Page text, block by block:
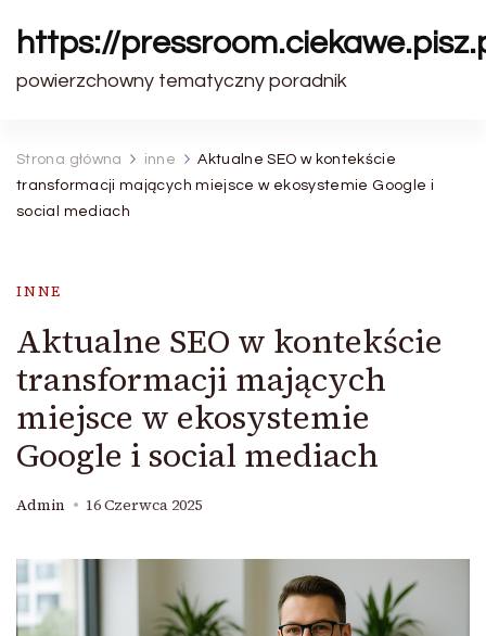
https://
powierzchowny tematyczny poradnik
Strona główna inne
Aktualne SEO w kontekście
transformacji mających miejsce w ekosystemie Google i
social mediach
INNE
Aktualne SEO w kontekście
transformacji mających
miejsce w ekosystemie
Google i social mediach
Admin 16 Czerwca 2025